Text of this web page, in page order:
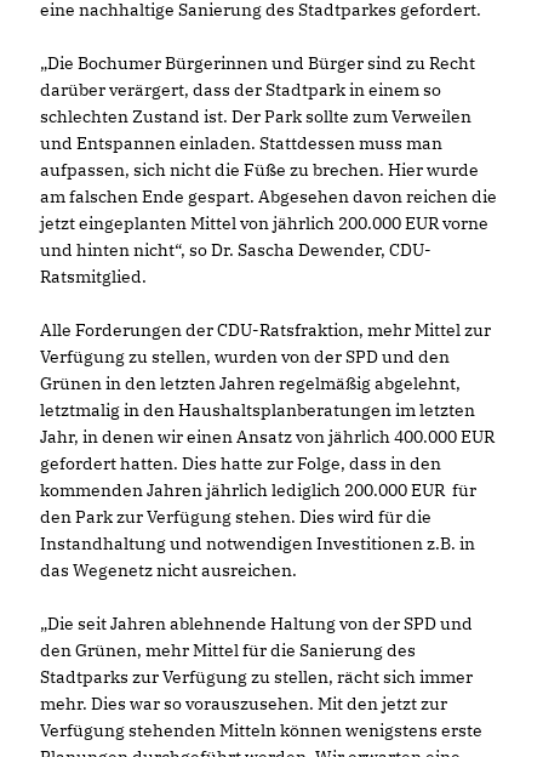
eine nachhaltige Sanierung des Stadtparkes gefordert.
Die Bochumer Bürgerinnen und Bürger sind zu Recht
darüber verärgert, dass der Stadtpark in einem so
schlechten Zustand ist. Der Park sollte zum Verweilen
und Entspannen einladen. Stattdessen muss man
aufpassen, sich nicht die Füße zu brechen. Hier wurde
am falschen Ende gespart. Abgesehen davon reichen die
jetzt eingeplanten Mittel von jährlich 200.000 EUR vorne
und hinten nicht“, so Dr. Sascha Dewender, CDU-
Ratsmitglied.
Alle Forderungen der CDU-Ratsfraktion, mehr Mittel zur
Verfügung zu stellen, wurden von der SPD und den
Grünen in den letzten Jahren regelmäßig abgelehnt,
letztmalig in den Haushaltsplanberatungen im letzten
Jahr, in denen wir einen Ansatz von jährlich 400.000 EUR
gefordert hatten. Dies hatte zur Folge, dass in den
kommenden Jahren jährlich lediglich 200.000 EUR für
den Park zur Verfügung stehen. Dies wird für die
Instandhaltung und notwendigen Investitionen z.B. in
das Wegenetz nicht ausreichen.
Die seit Jahren ablehnende Haltung von der SPD und
den Grünen, mehr Mittel für die Sanierung des
Stadtparks zur Verfügung zu stellen, rächt sich immer
mehr. Dies war so vorauszusehen. Mit den jetzt zur
Verfügung stehenden Mitteln können wenigstens erste